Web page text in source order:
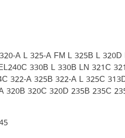
A L 325-A FM L 325B L
330B L 330B LN 321C
322-A 325B 322-A L 325C
320B 320C 320D 235B 235C